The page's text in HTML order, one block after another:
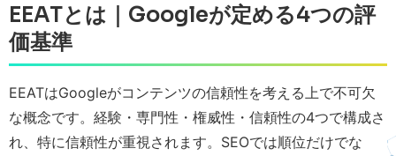
EEATとは｜Googleが定める4つの評
価基準
EEATはGoogleがコンテンツの信頼性を考える上で不可欠
な概念です。経験・専門性・権威性・信頼性の4つで構成さ
れ、特に信頼性が重視されます。SEOでは順位だけでな